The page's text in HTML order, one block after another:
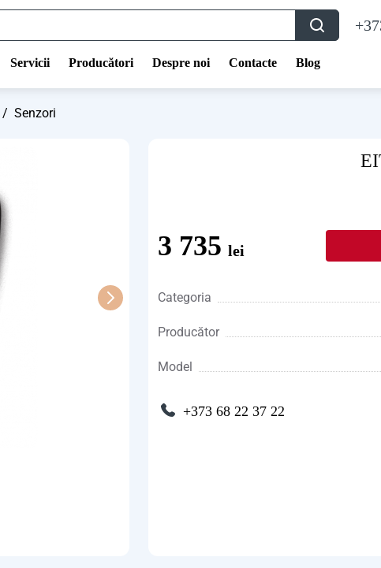
Servicii Producători Despre noi Contacte Blog
/ Senzori
3 735 lei
Categoria
Producător
Model
+373 68 22 37 22